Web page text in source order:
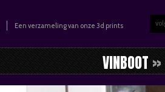
Een verzameling van onze 3d prints
VINBOOT»